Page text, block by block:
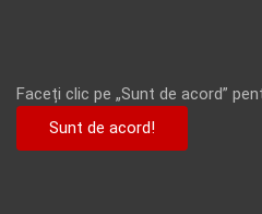
Faceți clic pe „Sunt de acord”
Sunt de acord!